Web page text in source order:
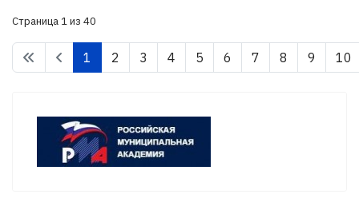
Страница 1 из 40
1 2 3 4 5 6 7 8 9 10